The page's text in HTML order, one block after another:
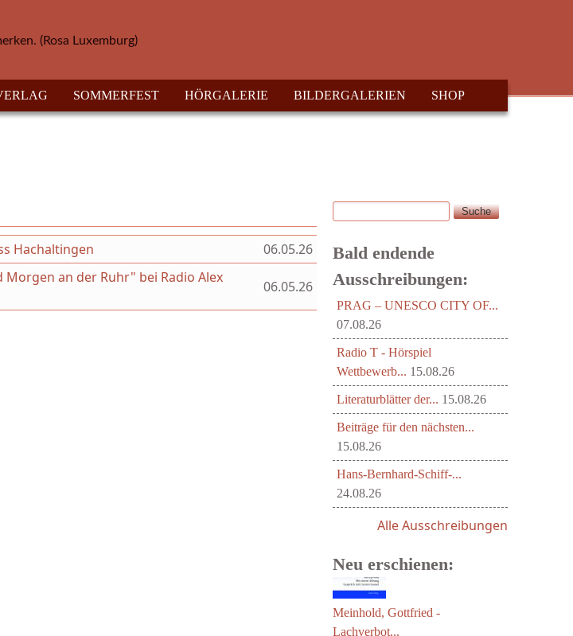
(Rosa Luxemburg)
SOMMERFEST HÖRGALERIE BILDERGALERIEN SHOP
Hachaltingen
06.05.26
an der Ruhr" bei Radio Alex
06.05.26
Suchformular
Suche
Bald endende
Ausschreibungen:
PRAG – UNESCO CITY OF...
07.08.26
Radio T - Hörspiel
Wettbewerb... 15.08.26
Literaturblätter der... 15.08.26
Beiträge für den nächsten...
15.08.26
Hans-Bernhard-Schiff-...
24.08.26
Alle Ausschreibungen
Neu erschienen: